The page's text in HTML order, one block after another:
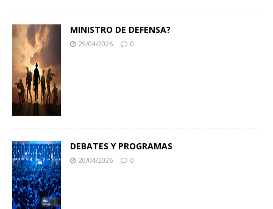
MINISTRO DE DEFENSA?
29/04/2026 0
DEBATES Y PROGRAMAS
20/04/2026 0